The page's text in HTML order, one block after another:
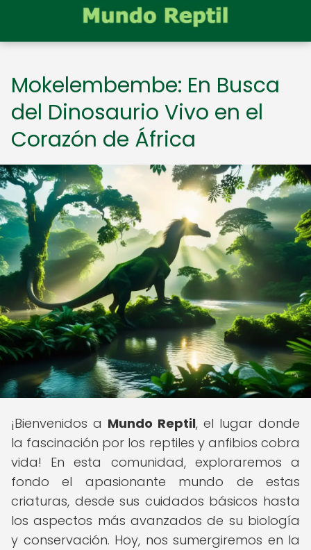
Mokelembembe: En Busca
del Dinosaurio Vivo en el
Corazón de África
¡Bienvenidos a Mundo Reptil, el lugar donde
la fascinación por los reptiles y anfibios cobra
vida! En esta comunidad, exploraremos a
fondo el apasionante mundo de estas
criaturas, desde sus cuidados básicos hasta
los aspectos más avanzados de su biología
y conservación. Hoy, nos sumergiremos en la